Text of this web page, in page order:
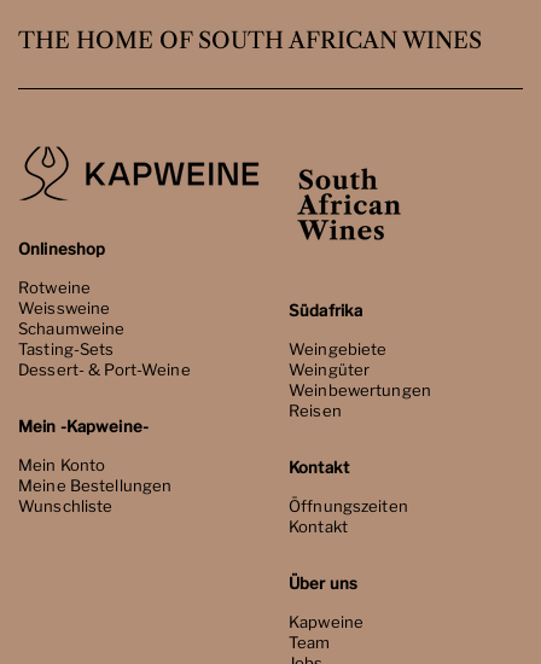
THE HOME OF SOUTH AFRICAN WINES
Onlineshop
Rotweine
Weissweine
Schaumweine
Tasting-Sets
Dessert- & Port-Weine
Mein -Kapweine-
Mein Konto
Meine Bestellungen
Wunschliste
Südafrika
Weingebiete
Weingüter
Weinbewertungen
Reisen
Kontakt
Öffnungszeiten
Kontakt
Über uns
Kapweine
Team